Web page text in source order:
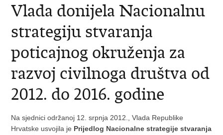
Vlada donijela Nacionalnu
strategiju stvaranja
poticajnog okruženja za
razvoj civilnoga društva od
2012. do 2016. godine
Na sjednici održanoj 12. srpnja 2012., Vlada Republike
Hrvatske usvojila je Prijedlog Nacionalne strategije stvaranja